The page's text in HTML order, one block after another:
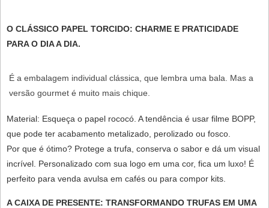
O CLÁSSICO PAPEL TORCIDO: CHARME E PRATICIDADE
PARA O DIA A DIA.
É a embalagem individual clássica, que lembra uma bala. Mas a
versão gourmet é muito mais chique.
Material: Esqueça o papel rococó. A tendência é usar filme BOPP,
que pode ter acabamento metalizado, perolizado ou fosco.
Por que é ótimo? Protege a trufa, conserva o sabor e dá um visual
incrível. Personalizado com sua logo em uma cor, fica um luxo! É
perfeito para venda avulsa em cafés ou para compor kits.
A CAIXA DE PRESENTE: TRANSFORMANDO TRUFAS EM UMA